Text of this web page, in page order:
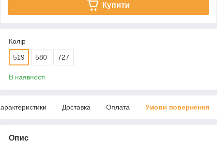
Купити
Колір
519 580 727
В наявності
Доставка Оплата Умови повернення
Опис